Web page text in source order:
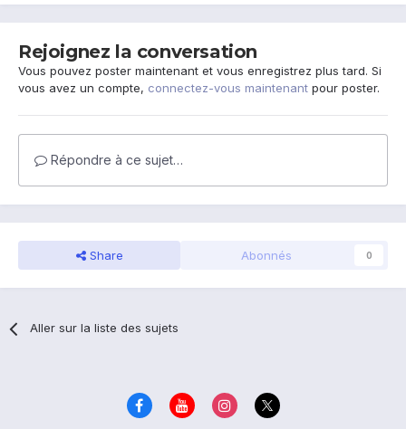
Rejoignez la conversation
Vous pouvez poster maintenant et vous enregistrez plus tard. Si
vous avez un compte, connectez-vous maintenant pour poster.
Répondre à ce sujet…
Share Abonnés 0
Aller sur la liste des sujets